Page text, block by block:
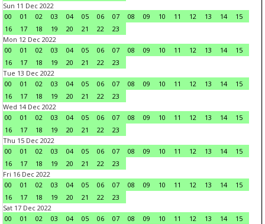
Sun 11 Dec 2022
00
01 02 03 04 05 06 07 08 09 10 11 12 13 14
15
16
17 18 19 20 21 22
23
Mon 12 Dec 2022
00
01 02 03 04 05 06 07 08 09 10 11 12 13 14
15
16
17 18 19 20 21 22
23
Tue 13 Dec 2022
00
01 02 03 04 05 06 07 08 09 10 11 12 13 14
15
16
17 18 19 20 21 22
23
Wed 14 Dec 2022
00
01 02 03 04 05 06 07 08 09 10 11 12 13 14
15
16
17 18 19 20 21 22
23
Thu 15 Dec 2022
00
01 02 03 04 05 06 07 08 09 10 11 12 13 14
15
16
17 18 19 20 21 22
23
Fri 16 Dec 2022
00
01 02 03 04 05 06 07 08 09 10 11 12 13 14
15
16
17 18 19 20 21 22
23
Sat 17 Dec 2022
00
01 02 03 04 05 06 07 08 09 10 11 12 13 14
15